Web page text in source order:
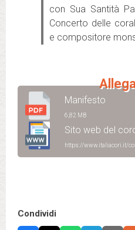
con Sua Santità
Concerto delle
e compositore
Manifesto
6,82 MB
Sito web del
https://www.italiacori.it/
Condividi